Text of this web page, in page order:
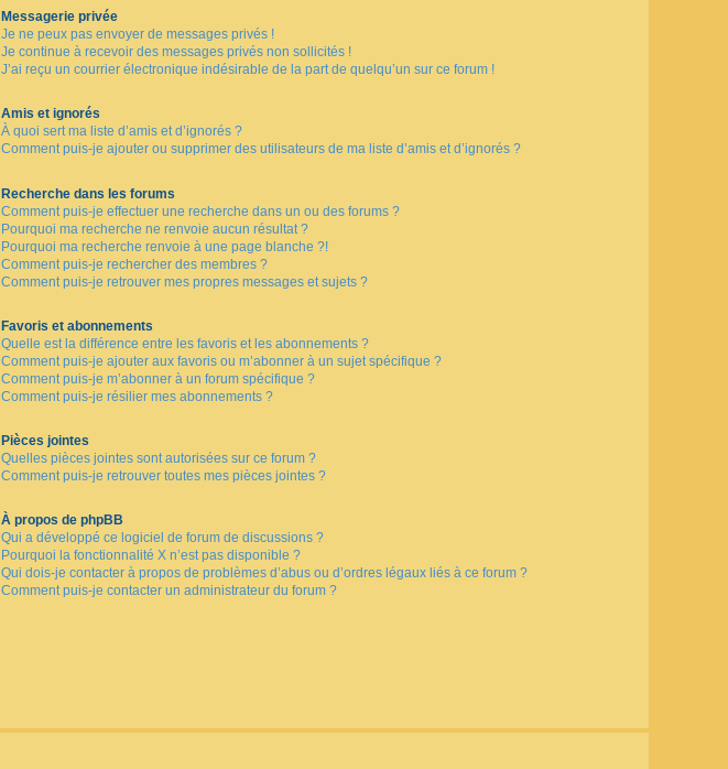
Messagerie privée
Je ne peux pas envoyer de messages privés !
Je continue à recevoir des messages privés non sollicités !
J’ai reçu un courrier électronique indésirable de la part de quelqu’un sur ce forum !
Amis et ignorés
À quoi sert ma liste d’amis et d’ignorés ?
Comment puis-je ajouter ou supprimer des utilisateurs de ma liste d’amis et d’ignorés ?
Recherche dans les forums
Comment puis-je effectuer une recherche dans un ou des forums ?
Pourquoi ma recherche ne renvoie aucun résultat ?
Pourquoi ma recherche renvoie à une page blanche ?!
Comment puis-je rechercher des membres ?
Comment puis-je retrouver mes propres messages et sujets ?
Favoris et abonnements
Quelle est la différence entre les favoris et les abonnements ?
Comment puis-je ajouter aux favoris ou m’abonner à un sujet spécifique ?
Comment puis-je m’abonner à un forum spécifique ?
Comment puis-je résilier mes abonnements ?
Pièces jointes
Quelles pièces jointes sont autorisées sur ce forum ?
Comment puis-je retrouver toutes mes pièces jointes ?
À propos de phpBB
Qui a développé ce logiciel de forum de discussions ?
Pourquoi la fonctionnalité X n’est pas disponible ?
Qui dois-je contacter à propos de problèmes d’abus ou d’ordres légaux liés à ce forum ?
Comment puis-je contacter un administrateur du forum ?